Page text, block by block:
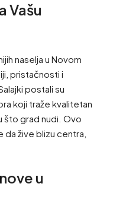
Vašu
naselja u Novom
pristačnosti i
postali su
koji traže kvalitetan
što grad nudi. Ovo
da žive blizu centra,
u